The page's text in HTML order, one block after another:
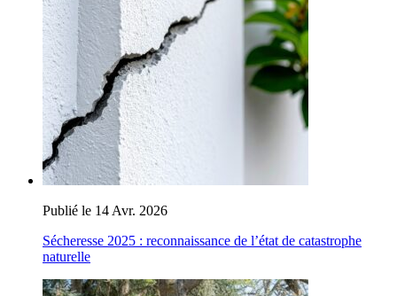
Publié le 14 Avr. 2026
Sécheresse 2025 : reconnaissance de l’état de catastrophe
naturelle